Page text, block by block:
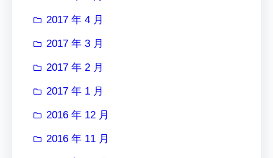
2017 年 4 月
2017 年 3 月
2017 年 2 月
2017 年 1 月
2016 年 12 月
2016 年 11 月